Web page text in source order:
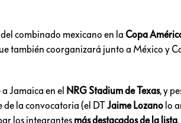
combinado mexicano en la Copa
también coorganizará junto a México y
Jamaica en el NRG Stadium de Texas, y
de la convocatoria (el DTJaime Lozano lo
los integrantes más destacados de la lista